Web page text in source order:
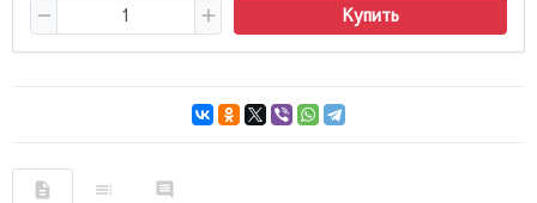
Купить